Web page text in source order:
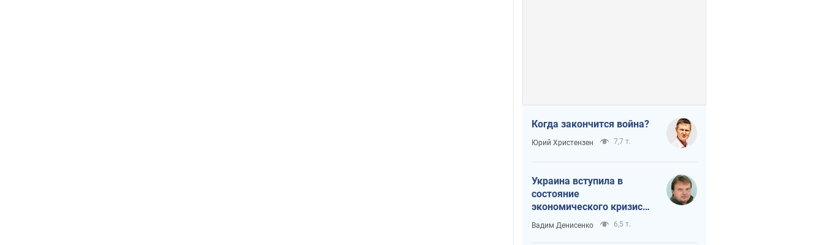
Когда закончится война?
Юрий Христензен 7,7 т.
Украина вступила в
состояние
экономического кризиса.
Есть ли свет в конце
туннеля?
Вадим Денисенко 6,5 т.